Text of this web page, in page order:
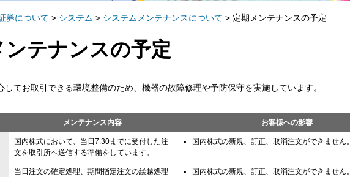
券について > システム > システムメンテナンスについて > 定期メンテナンスの予定
ンテナンスの予定
してお取引できる環境整備のため、機器の故障修理や予防保守を実施しています。
メンテナンス内容 お客様への影響
国内株式において、当日7:30までに受付した注
文を取引所へ送信する準備をしています。
国内株式の新規、訂正、取消注文ができません。
当日注文の確定処理、期間指定注文の繰越処理
国内株式の新規、訂正、取消注文ができません。